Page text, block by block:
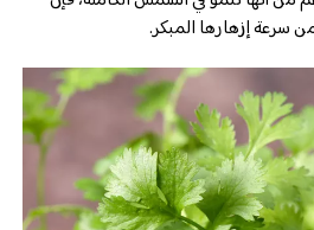
سرعة إزهارها المبكر.